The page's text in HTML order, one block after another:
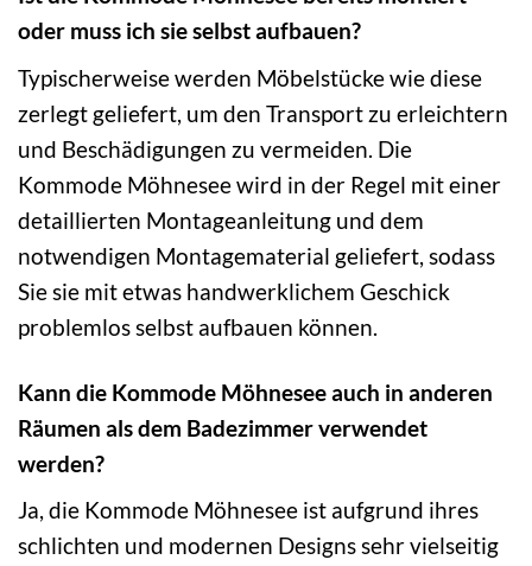
oder muss ich sie selbst aufbauen?
Typischerweise werden Möbelstücke wie diese
zerlegt geliefert, um den Transport zu erleichtern
und Beschädigungen zu vermeiden. Die
Kommode Möhnesee wird in der Regel mit einer
detaillierten Montageanleitung und dem
notwendigen Montagematerial geliefert, sodass
Sie sie mit etwas handwerklichem Geschick
problemlos selbst aufbauen können.
Kann die Kommode Möhnesee auch in anderen
Räumen als dem Badezimmer verwendet
werden?
Ja, die Kommode Möhnesee ist aufgrund ihres
schlichten und modernen Designs sehr vielseitig